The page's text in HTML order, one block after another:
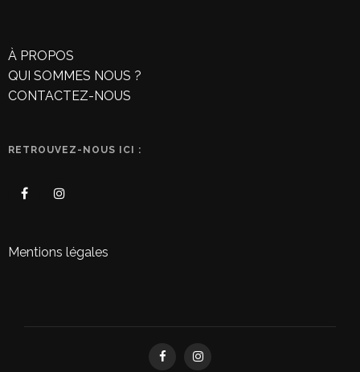
À PROPOS
QUI SOMMES NOUS ?
CONTACTEZ-NOUS
RETROUVEZ-NOUS ICI :
Mentions légales